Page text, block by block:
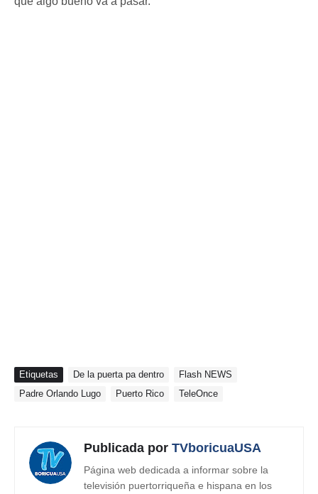
Etiquetas De la puerta pa dentro
Flash NEWS
Padre Orlando Lugo
Puerto Rico TeleOnce
Publicada por TVboricuaUSA
Página web dedicada a informar sobre la
televisión puertorriqueña e hispana en los